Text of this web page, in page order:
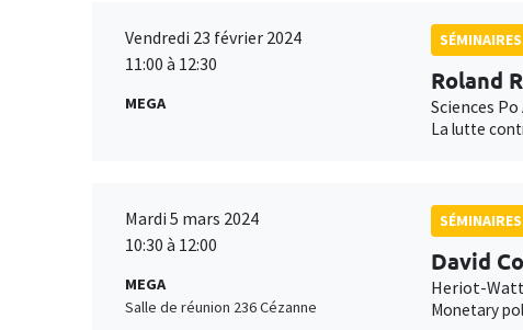
Vendredi 23 février 2024
11:00 à 12:30
MEGA
Roland
Sciences
La lutte
Mardi 5 mars 2024
10:30 à 12:00
MEGA
Salle de réunion 236 Cézanne
David
Heriot-
Monetary